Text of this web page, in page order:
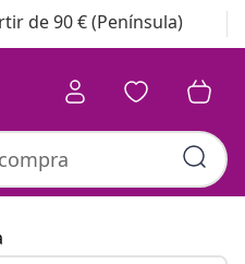
de 90 € (Península)